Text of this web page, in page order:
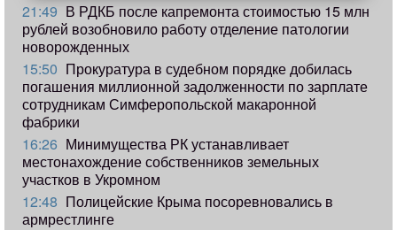
21:49 В РДКБ после капремонта стоимостью 15 млн
рублей возобновило работу отделение патологии
новорожденных
15:50 Прокуратура в судебном порядке добилась
погашения миллионной задолженности по зарплате
сотрудникам Симферопольской макаронной
фабрики
16:26 Минимущества РК устанавливает
местонахождение собственников земельных
участков в Укромном
12:48 Полицейские Крыма посоревновались в
армрестлинге